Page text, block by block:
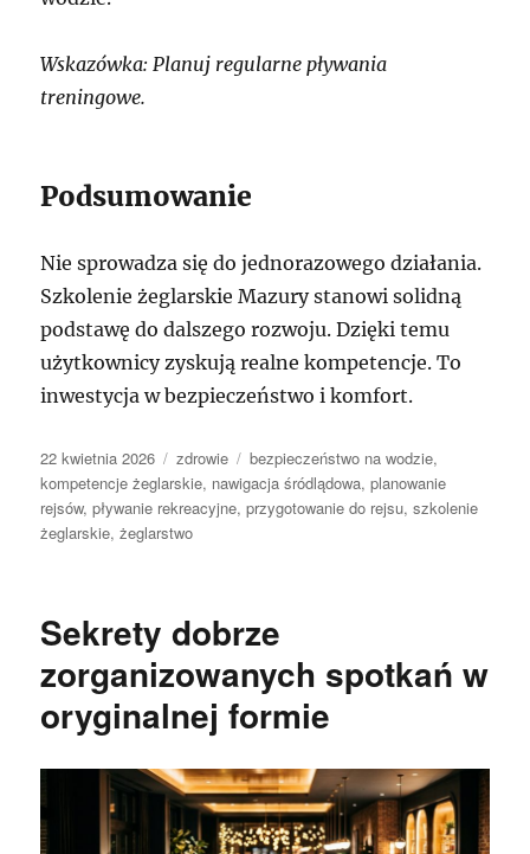
Wskazówka: Planuj regularne pływania
treningowe.
Podsumowanie
Nie sprowadza się do jednorazowego działania.
Szkolenie żeglarskie Mazury stanowi solidną
podstawę do dalszego rozwoju. Dzięki temu
użytkownicy zyskują realne kompetencje. To
inwestycja w bezpieczeństwo i komfort.
Data
publikacji
22 kwietnia 2026 Kategorie
zdrowie Tagi
bezpieczeństwo na wodzie,
kompetencje żeglarskie, nawigacja śródlądowa,planowanie
rejsów,pływanie rekreacyjne,przygotowanie do rejsu,szkolenie
żeglarskie,żeglarstwo
Sekrety dobrze
zorganizowanych spotkań w
oryginalnej formie